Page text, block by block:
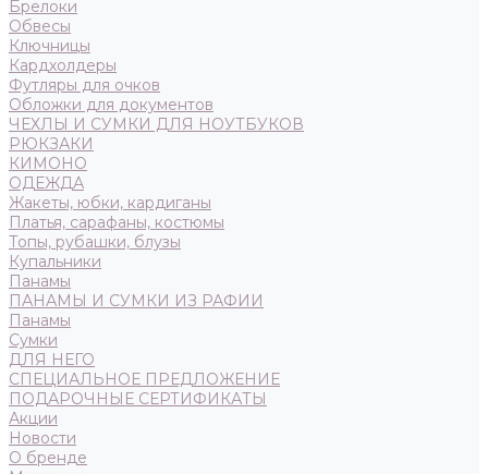
Брелоки
Обвесы
Ключницы
Кардхолдеры
Футляры для очков
Обложки для документов
ЧЕХЛЫ И СУМКИ ДЛЯ НОУТБУКОВ
РЮКЗАКИ
КИМОНО
ОДЕЖДА
Жакеты, юбки, кардиганы
Платья, сарафаны, костюмы
Топы, рубашки, блузы
Купальники
Панамы
ПАНАМЫ И СУМКИ ИЗ РАФИИ
Панамы
Сумки
ДЛЯ НЕГО
СПЕЦИАЛЬНОЕ ПРЕДЛОЖЕНИЕ
ПОДАРОЧНЫЕ СЕРТИФИКАТЫ
Акции
Новости
О бренде